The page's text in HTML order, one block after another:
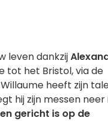
leven dankzij
tot het Bristol, via de
heeft zijn
hij zijn messen neer
gericht is op de